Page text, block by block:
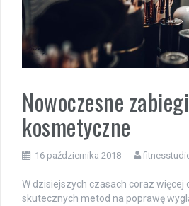
Nowoczesne zabiegi
kosmetyczne
16 października 2018
W dzisiejszych czasach coraz więcej
skutecznych metod na poprawę